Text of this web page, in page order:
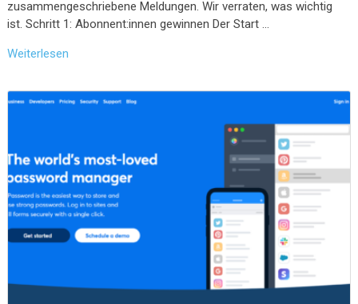
zusammengeschriebene Meldungen. Wir verraten, was wichtig
ist. Schritt 1: Abonnent:innen gewinnen Der Start …
Weiterlesen